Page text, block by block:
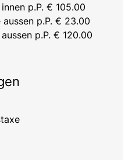
p.P. € 105.00
p.P. € 23.00
p.P. € 120.00